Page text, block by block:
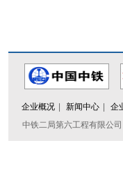
企业概况 新闻中心 企
中铁二局第六工程有限公